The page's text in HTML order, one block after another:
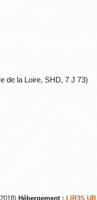
de la Loire, SHD, 7 J 73)
Hébergement : LIR3S